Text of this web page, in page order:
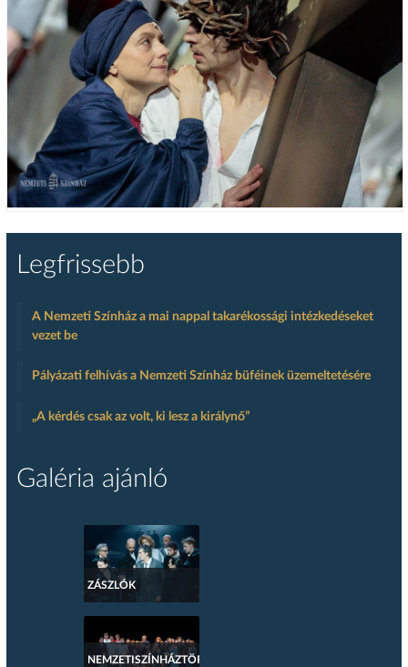
Legfrissebb
A Nemzeti Színház a mai nappal takarékossági intézkedéseket
vezet be
Pályázati felhívás a Nemzeti Színház büféinek üzemeltetésére
„A kérdés csak az volt, ki lesz a királynő”
Galéria ajánló
ZÁSZLÓK
NEMZETISZÍNHÁZTÖRTÉNETI